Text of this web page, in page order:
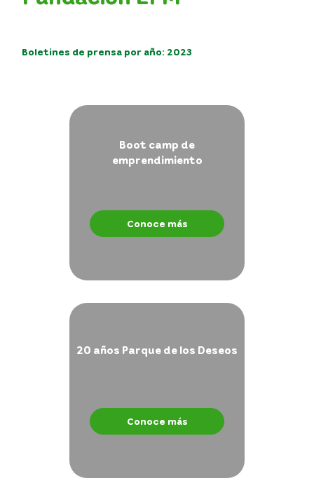
Boletines de prensa por año: 2023
Boot camp de
emprendimiento
Conoce más
20 años Parque de los Deseos
Conoce más